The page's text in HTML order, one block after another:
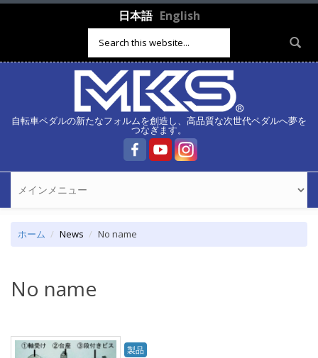
メインコンテンツに移動日本語 English
検索フォーム
自転車ペダルの新たなフォルムを創造し、高品質な次世代ペダルへ夢を
つなぎます。
ホーム News No name
No name
製品